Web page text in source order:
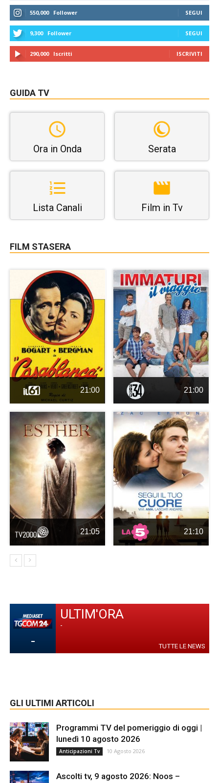
550,000 Follower SEGUI
9,300 Follower SEGUI
290,000 Iscritti ISCRIVITI
GUIDA TV
Ora in Onda Serata
Lista Canali Film in Tv
FILM STASERA
21:00 21:00
21:05 21:10
-
ULTIM'ORA
-
TUTTE LE NEWS
GLI ULTIMI ARTICOLI
Programmi TV del pomeriggio di oggi |
lunedì 10 agosto 2026
Anticipazioni Tv 10 Agosto 2026
Ascolti tv, 9 agosto 2026: Noos –